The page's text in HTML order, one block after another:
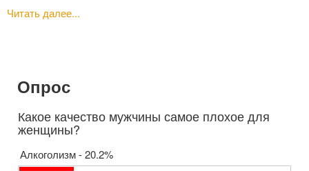
Читать далее...
Опрос
Какое качество мужчины самое плохое для
женщины?
Алкоголизм - 20.2%